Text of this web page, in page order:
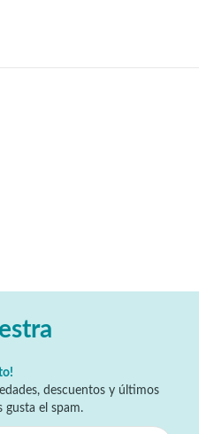
descuentos y últimos
gusta el spam.